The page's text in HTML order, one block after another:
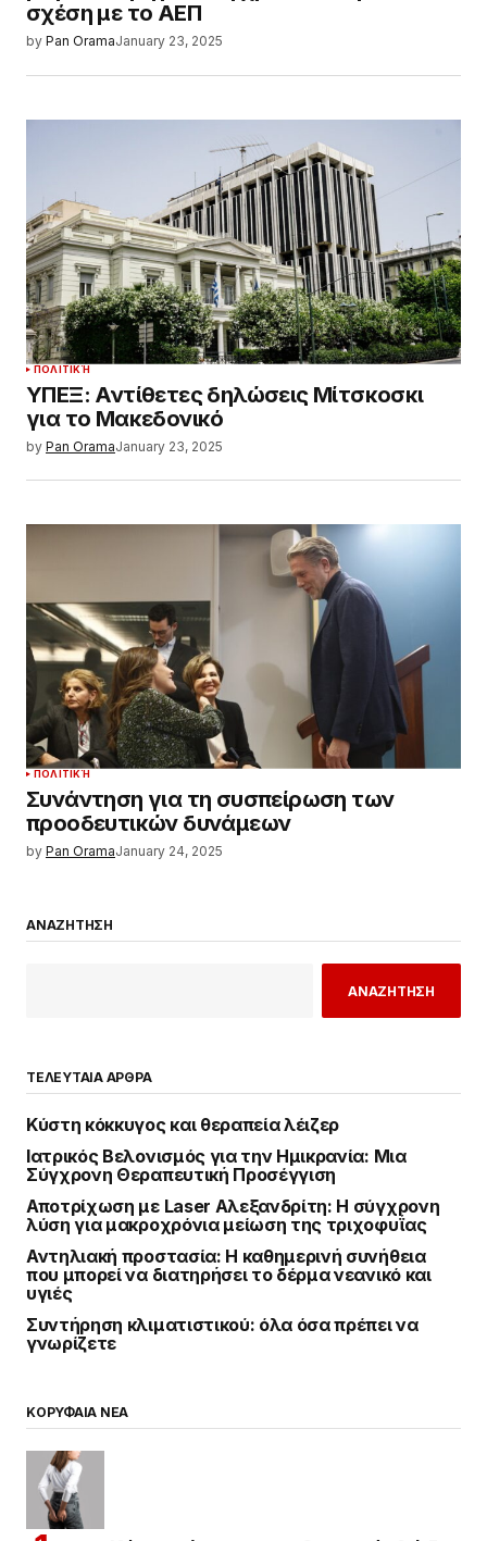
σχέση με το ΑΕΠ
by Pan OramaJanuary 23, 2025
ΠΟΛΙΤΙΚΉ
ΥΠΕΞ: Αντίθετες δηλώσεις Μίτσκοσκι
για το Μακεδονικό
by Pan OramaJanuary 23, 2025
ΠΟΛΙΤΙΚΉ
Συνάντηση για τη συσπείρωση των
προοδευτικών δυνάμεων
by Pan OramaJanuary 24, 2025
ΑΝΑΖΗΤΗΣΗ
ΑΝΑΖΗΤΗΣΗ
ΤΕΛΕΥΤΑΙΑ ΑΡΘΡΑ
Κύστη κόκκυγος και θεραπεία λέιζερ
Ιατρικός Βελονισμός για την Ημικρανία: Μια
Σύγχρονη Θεραπευτική Προσέγγιση
Αποτρίχωση με Laser Αλεξανδρίτη: Η σύγχρονη
λύση για μακροχρόνια μείωση της τριχοφυΐας
Αντηλιακή προστασία: Η καθημερινή συνήθεια
που μπορεί να διατηρήσει το δέρμα νεανικό και
υγιές
Συντήρηση κλιματιστικού: όλα όσα πρέπει να
γνωρίζετε
ΚΟΡΥΦΑΙΑ ΝΕΑ